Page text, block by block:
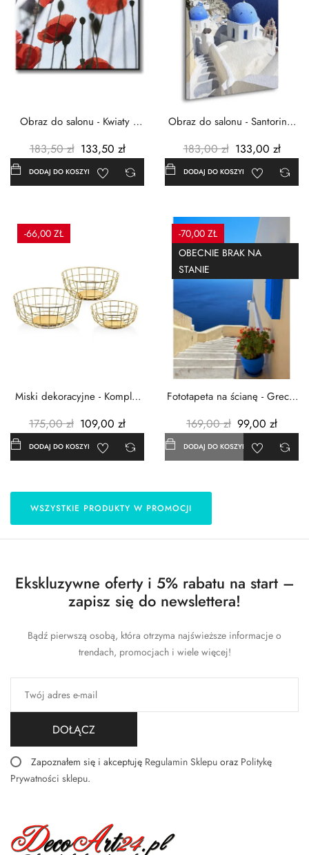
Obraz do salonu - Kwiaty -
183,50 zł 133,50 zł
DODAJ DO KOSZYKA
Obraz do salonu - Santorini -
183,00 zł 133,00 zł
DODAJ DO KOSZYKA
-66,00 ZŁ
Miski dekoracyjne - Komplet
175,00 zł 109,00 zł
DODAJ DO KOSZYKA
-70,00 ZŁ
OBECNIE BRAK NA
STANIE
Fototapeta na ścianę - Grecja
169,00 zł 99,00 zł
DODAJ DO KOSZYKA
WSZYSTKIE PRODUKTY W PROMOCJI
Ekskluzywne oferty i 5% rabatu na start –
zapisz się do newslettera!
Bądź pierwszą osobą, która otrzyma najświeższe informacje o
trendach, promocjach i wiele więcej!
DOŁĄCZ
Zapoznałem się i akceptuję Regulamin Sklepu oraz Politykę
Prywatności sklepu.